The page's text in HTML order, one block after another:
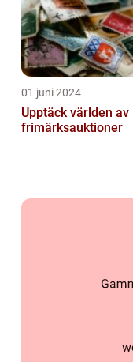
01 juni 2024
Upptäck världen av
frimärksauktioner